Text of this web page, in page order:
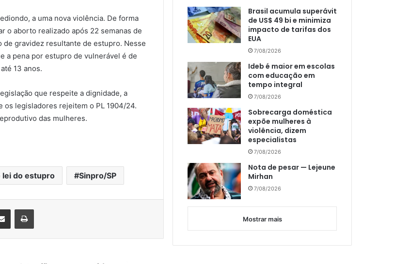
a uma nova violência. De forma
o aborto realizado após 22 semanas de
gravidez resultante de estupro. Nesse
a pena por estupro de vulnerável é de
13 anos.
que respeite a dignidade, a
os legisladores rejeitem o PL 1904/24.
das mulheres.
do estupro Sinpro/SP
Brasil acumula superávit
de US$ 49 bi e minimiza
impacto de tarifas dos
EUA
7/08/2026
Ideb é maior em escolas
com educação em
tempo integral
7/08/2026
Sobrecarga doméstica
expõe mulheres à
violência, dizem
especialistas
7/08/2026
Nota de pesar — Lejeune
Mirhan
7/08/2026
Mostrar mais